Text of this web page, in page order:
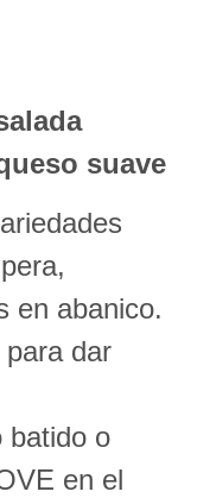
suave
en abanico.
para dar
o
en el